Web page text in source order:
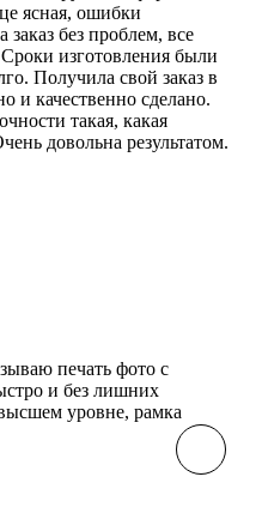
ясная, ошибки
без проблем, все
изготовления были
Получила свой заказ в
и качественно сделано.
такая, какая
довольна результатом.
печать фото с
и без лишних
уровне, рамка